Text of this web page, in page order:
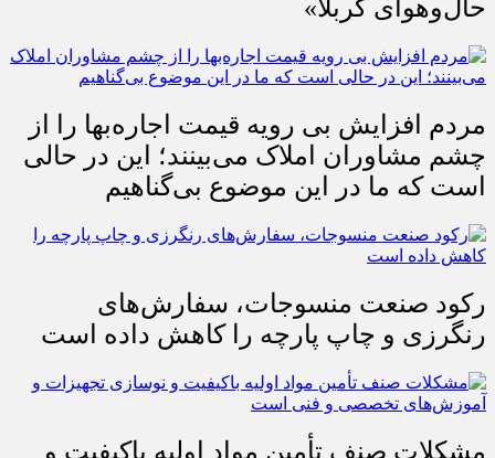
حال‌وهوای کربلا»
مردم افزایش بی رویه قیمت اجاره‌بها را از
چشم مشاوران املاک می‌بینند؛ این در حالی
است که ما در این موضوع بی‌گناهیم
رکود صنعت منسوجات، سفارش‌های
رنگرزی و چاپ پارچه را کاهش داده است